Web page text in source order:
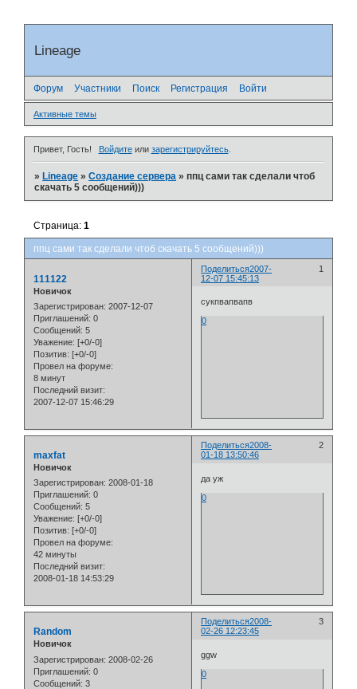
Lineage
Форум Участники Поиск Регистрация Войти
Активные темы
Привет, Гость! Войдитеили зарегистрируйтесь.
»Lineage »Создание сервера »ппц сами так сделали чтоб
скачать 5 сообщений)))
ппц сами так сделали чтоб скачать 5 сообщений)))
Страница:1
Поделиться 1
2007-
12-07 15:45:13
111122
Новичок
Зарегистрирован: 2007-12-07
Приглашений: 0
Сообщений: 5
Уважение: [+0/-0]
Позитив: [+0/-0]
Провел на форуме:
8 минут
Последний визит:
2007-12-07 15:46:29
сукпвапвапв
0
Поделиться 2
2008-
01-18 13:50:46
maxfat
Новичок
Зарегистрирован: 2008-01-18
Приглашений: 0
Сообщений: 5
Уважение: [+0/-0]
Позитив: [+0/-0]
Провел на форуме:
42 минуты
Последний визит:
2008-01-18 14:53:29
да уж
0
Поделиться 3
2008-
02-26 12:23:45
Random
Новичок
Зарегистрирован: 2008-02-26
Приглашений: 0
Сообщений: 3
ggw
0